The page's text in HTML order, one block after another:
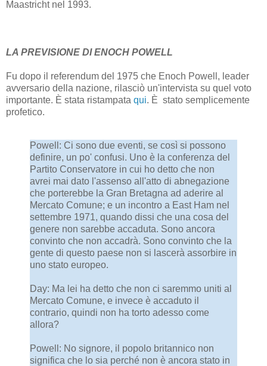
Maastricht nel 1993.
LA PREVISIONE DI ENOCH POWELL
Fu dopo il referendum del 1975 che Enoch Powell, leader
avversario della nazione, rilasciò un'intervista su quel voto
importante. È stata ristampata qui. È stato semplicemente
profetico.
Powell: Ci sono due eventi, se così si possono
definire, un po' confusi. Uno è la conferenza del
Partito Conservatore in cui ho detto che non
avrei mai dato l'assenso all'atto di abnegazione
che porterebbe la Gran Bretagna ad aderire al
Mercato Comune; e un incontro a East Ham nel
settembre 1971, quando dissi che una cosa del
genere non sarebbe accaduta. Sono ancora
convinto che non accadrà. Sono convinto che la
gente di questo paese non si lascerà assorbire in
uno stato europeo.
Day: Ma lei ha detto che non ci saremmo uniti al
Mercato Comune, e invece è accaduto il
contrario, quindi non ha torto adesso come
allora?
Powell: No signore, il popolo britannico non
significa che lo sia perché non è ancora stato in